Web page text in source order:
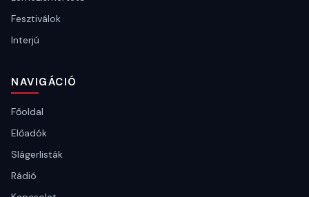
Fesztiválok
Interjú
NAVIGÁCIÓ
Főoldal
Előadók
Slágerlisták
Rádió